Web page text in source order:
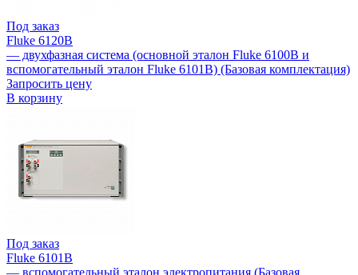
Под заказ
Fluke 6120B
— двухфазная система (основной эталон Fluke 6100B и
вспомогательный эталон Fluke 6101B) (Базовая комплектация)
Запросить цену
В корзину
Под заказ
Fluke 6101B